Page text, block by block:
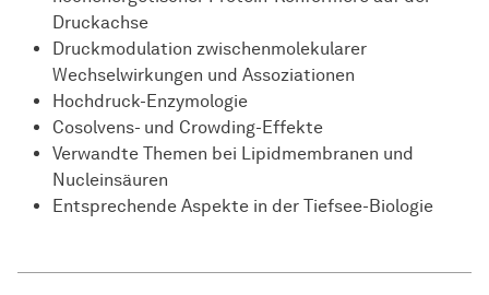
Druckachse
Druckmodulation zwischenmolekularer
Wechselwirkungen und Assoziationen
Hochdruck-Enzymologie
Cosolvens- und Crowding-Effekte
Verwandte Themen bei Lipidmembranen und
Nucleinsäuren
Entsprechende Aspekte in der Tiefsee-Biologie